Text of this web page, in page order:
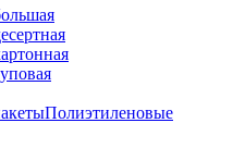
Полиэтиленовые